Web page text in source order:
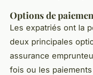
Options de
Les expatriés ont la
deux principales
assurance
fois ou les